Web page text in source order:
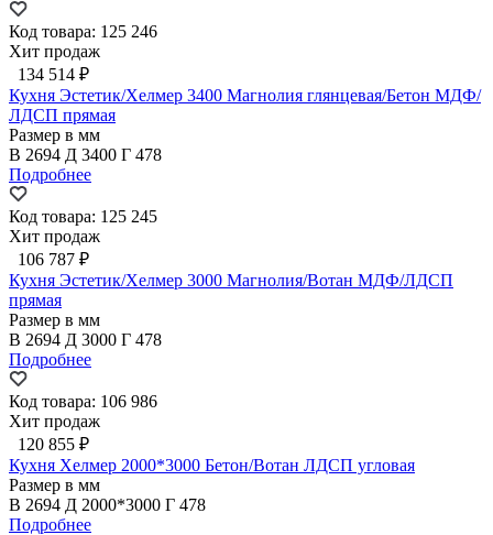
Код товара: 125 246
Хит продаж
134 514 ₽
Кухня Эстетик/Хелмер 3400 Магнолия глянцевая/Бетон МДФ/
ЛДСП прямая
Размер в мм
В 2694 Д 3400 Г 478
Подробнее
Код товара: 125 245
Хит продаж
106 787 ₽
Кухня Эстетик/Хелмер 3000 Магнолия/Вотан МДФ/ЛДСП
прямая
Размер в мм
В 2694 Д 3000 Г 478
Подробнее
Код товара: 106 986
Хит продаж
120 855 ₽
Кухня Хелмер 2000*3000 Бетон/Вотан ЛДСП угловая
Размер в мм
В 2694 Д 2000*3000 Г 478
Подробнее